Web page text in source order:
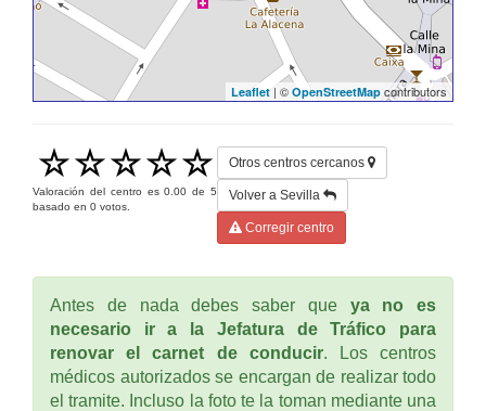
Leaflet | © OpenStreetMap contributors
Valoración del centro es0.00 de5
basado en 0 votos.
Otros centros cercanos
Volver a Sevilla
Corregir centro
Antes de nada debes saber que ya no es
necesario ir a la Jefatura de Tráfico para
renovar el carnet de conducir. Los centros
médicos autorizados se encargan de realizar todo
el tramite. Incluso la foto te la toman mediante una